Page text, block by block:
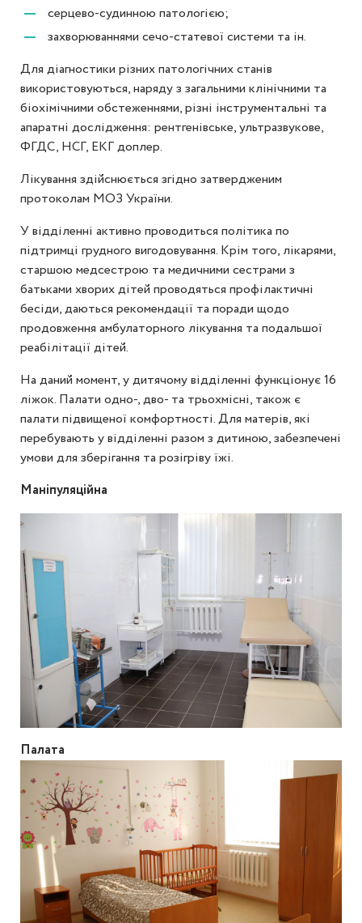
серцево-судинною патологією;
захворюваннями сечо-статевої системи та ін.
Для діагностики різних патологічних станів
використовуються, наряду з загальними клінічними та
біохімічними обстеженнями, різні інструментальні та
апаратні дослідження: рентгенівське, ультразвукове,
ФГДС, НСГ, ЕКГ доплер.
Лікування здійснюється згідно затвердженим
протоколам МОЗ України.
У відділенні активно проводиться політика по
підтримці грудного вигодовування. Крім того, лікарями,
старшою медсестрою та медичними сестрами з
батьками хворих дітей проводяться профілактичні
бесіди, даються рекомендації та поради щодо
продовження амбулаторного лікування та подальшої
реабілітації дітей.
На даний момент, у дитячому відділенні функціонує 16
ліжок. Палати одно-, дво- та трьохмісні, також є
палати підвищеної комфортності. Для матерів, які
перебувають у відділенні разом з дитиною, забезпечені
умови для зберігання та розігріву їжі.
Маніпуляційна
Палата